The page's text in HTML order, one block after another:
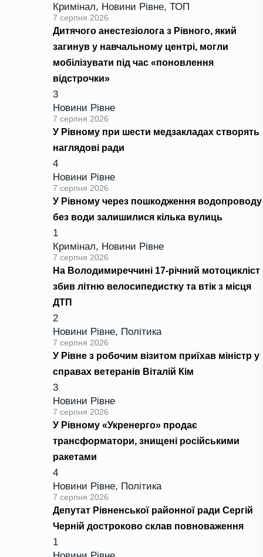
Кримінал, Новини Рівне, ТОП
7 серпня 2026
Дитячого анестезіолога з Рівного, який
загинув у навчальному центрі, могли
мобілізувати під час «поновлення
відстрочки»
3
Новини Рівне
7 серпня 2026
У Рівному при шести медзакладах створять
наглядові ради
4
Новини Рівне
7 серпня 2026
У Рівному через пошкодження водопроводу
без води залишилися кілька вулиць
1
Кримінал, Новини Рівне
7 серпня 2026
На Володимиреччині 17-річний мотоцикліст
збив літню велосипедистку та втік з місця
ДТП
2
Новини Рівне, Політика
7 серпня 2026
У Рівне з робочим візитом приїхав міністр у
справах ветеранів Віталій Кім
3
Новини Рівне
7 серпня 2026
У Рівному «Укренерго» продає
трансформатори, знищені російськими
ракетами
4
Новини Рівне, Політика
7 серпня 2026
Депутат Рівненської районної ради Сергій
Черній достроково склав повноваження
1